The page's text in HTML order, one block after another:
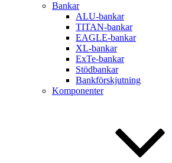
Bankar
ALU-bankar
TITAN-bankar
EAGLE-bankar
XL-bankar
ExTe-bankar
Stödbankar
Bankförskjutning
Komponenter